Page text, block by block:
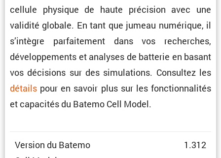
cellule physique de haute préci­sion avec une
validité globale. En tant que jumeau numérique, il
s’intègre parfai­te­ment dans vos recherches,
dévelop­pe­ments et analyses de batterie en basant
vos décisions sur des simula­tions. Consultez les
détails pour en savoir plus sur les fonction­na­lités
et capacités du Batemo Cell Model.
Version du Batemo
1.312